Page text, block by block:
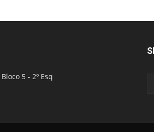
5 - 2º Esq